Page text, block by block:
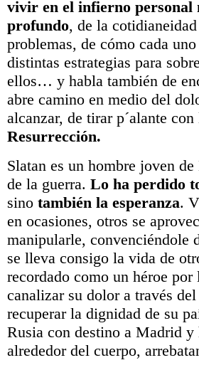
vivir en el infierno personal
profundo, de la
problemas, de cómo cada
distintas estrategias para
ellos… y habla también de
abre camino en medio del
alcanzar, de tirar p´alante
Resurrección.
Slatan es un hombre joven
de la guerra. Lo ha perdido
sino también la esperanza.
en ocasiones, otros se
manipularle, convenciéndole
se lleva consigo la vida de
recordado como un héroe
canalizar su dolor a través
recuperar la dignidad de su
Rusia con destino a Madrid
alrededor del cuerpo,